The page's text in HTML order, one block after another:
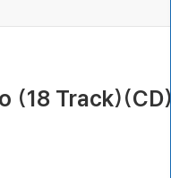
(18 Track)(CD)